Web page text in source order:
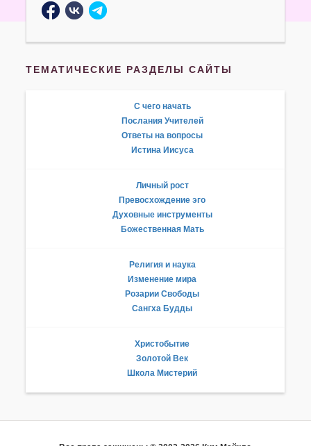
ТЕМАТИЧЕСКИЕ РАЗДЕЛЫ САЙТЫ
С чего начать
Послания Учителей
Ответы на вопросы
Истина Иисуса
Личный рост
Превосхождение эго
Духовные инструменты
Божественная Мать
Религия и наука
Изменение мира
Розарии Свободы
Сангха Будды
Христобытие
Золотой Век
Школа Мистерий